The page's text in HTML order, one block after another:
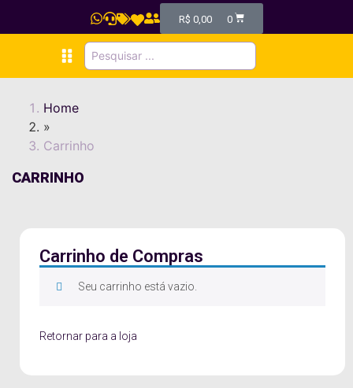
R$ 0,00 0
Home
»
Carrinho
CARRINHO
Carrinho de Compras
Seu carrinho está vazio.
Retornar para a loja